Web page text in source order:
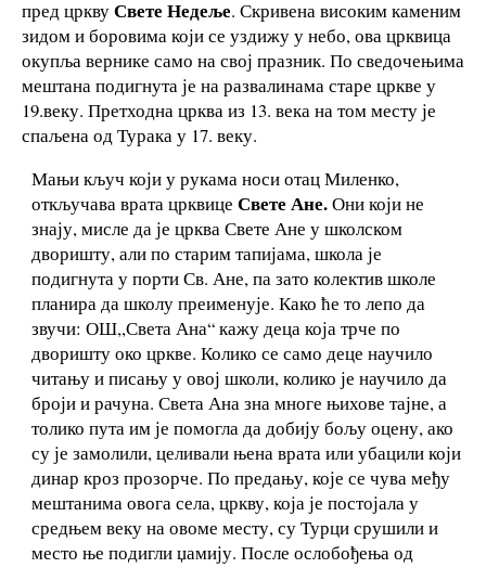
пред црквуСвете Недеље. Скривена високим каменим
зидом и боровима који се уздижу у небо, ова црквица
окупља вернике само на свој празник. По сведочењима
мештана подигнута је на развалинама старе цркве у
19.веку. Претходна црква из 13. века на том месту је
спаљена од Турака у 17. веку.
Мањи кључ који у рукама носи отац Миленко,
откључава врата црквицеСвете Ане.Они који не
знају, мисле да је црква Свете Ане у школском
дворишту, али по старим тапијама, школа је
подигнута у порти Св. Ане, па зато колектив школе
планира да школу преименује. Како ће то лепо да
звучи: ОШ,,Света Ана“ кажу деца која трче по
дворишту око цркве. Колико се само деце научило
читању и писању у овој школи, колико је научило да
броји и рачуна. Света Ана зна многе њихове тајне, а
толико пута им је помогла да добију бољу оцену, ако
су је замолили, целивали њена врата или убацили који
динар кроз прозорче. По предању, које се чува међу
мештанима овога села, цркву, која је постојала у
средњем веку на овоме месту, су Турци срушили и
место ње подигли џамију. После ослобођења од